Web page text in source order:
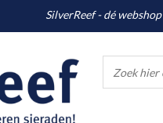
SilverReef - dé